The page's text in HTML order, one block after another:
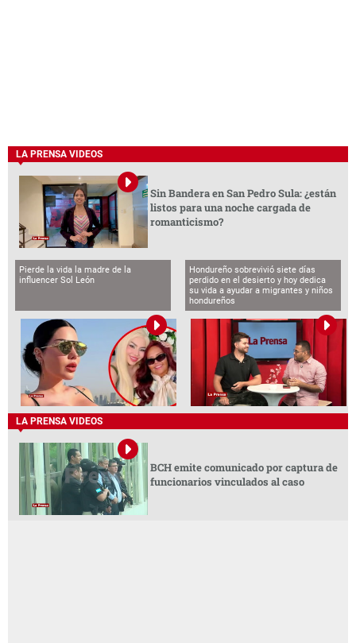
LA PRENSA VIDEOS
Sin Bandera en San Pedro Sula: ¿están
listos para una noche cargada de
romanticismo?
Pierde la vida la madre de la
influencer Sol León
Hondureño sobrevivió siete días
perdido en el desierto y hoy dedica
su vida a ayudar a migrantes y niños
hondureños
LA PRENSA VIDEOS
BCH emite comunicado por captura de
funcionarios vinculados al caso